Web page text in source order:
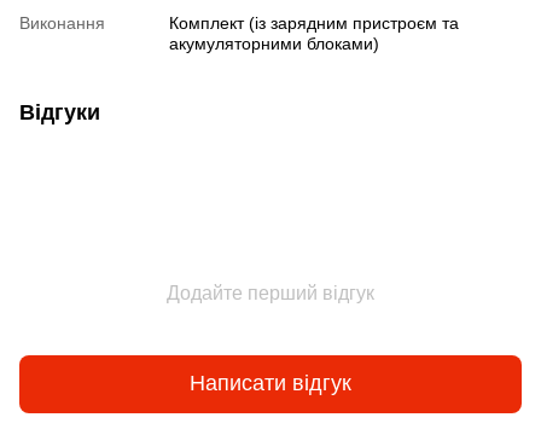
Виконання
Комплект (із зарядним пристроєм та
акумуляторними блоками)
Відгуки
Додайте перший відгук
Написати відгук